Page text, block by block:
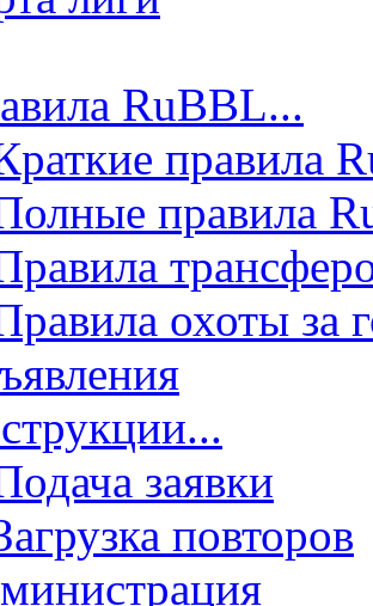
RuBBL...
правила
правила
охоты за
заявки
повторов